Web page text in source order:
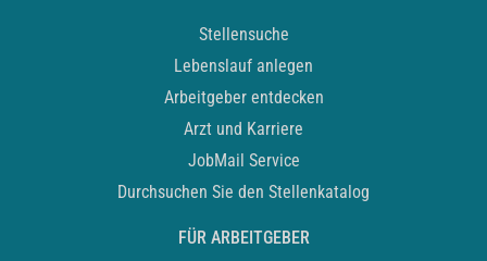
Stellensuche
Lebenslauf anlegen
Arbeitgeber entdecken
Arzt und Karriere
JobMail Service
Durchsuchen Sie den Stellenkatalog
FÜR ARBEITGEBER